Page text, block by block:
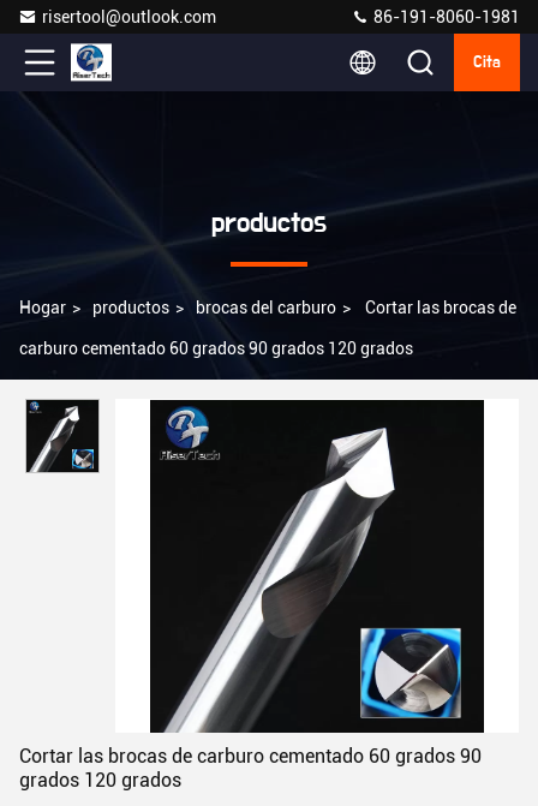
risertool@outlook.com 86-191-8060-1981
Cita
productos
Hogar > productos > brocas del carburo > Cortar las brocas de
carburo cementado 60 grados 90 grados 120 grados
Cortar las brocas de carburo cementado 60 grados 90
grados 120 grados